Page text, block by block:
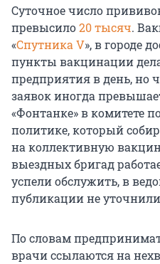
Суточное число
превысило20 тысяч.
«Спутника V», в городе
пункты вакцинации
предприятия в день, но
заявок иногда
«Фонтанке» в комитете
политике, который
на коллективную
выездных бригад
успели обслужить, в
публикации не
По словам
врачи ссылаются на